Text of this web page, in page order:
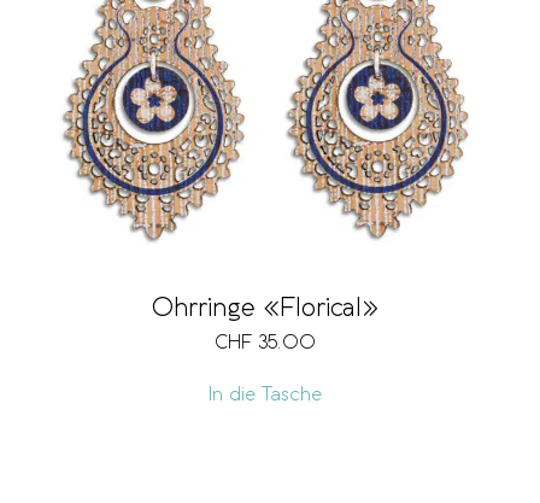
Ohrringe «Florical»
CHF 35.00
In die Tasche